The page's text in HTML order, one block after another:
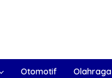
Otomotif Olahraga